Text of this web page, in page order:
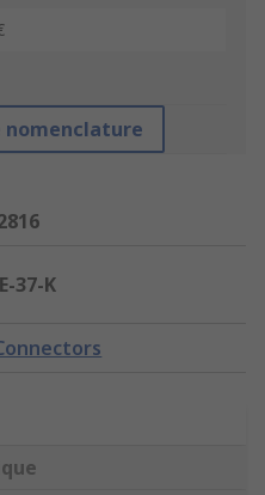
nomenclature
37-K